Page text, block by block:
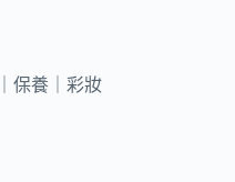
保養｜彩妝